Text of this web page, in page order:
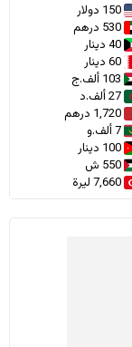
150 دولار
530 درهم
40 دينار
60 دينار
103 ألف.ج
27 ألف.د
1,720 درهم
7 ألف.و
100 دينار
550 ش
7,660 ليرة